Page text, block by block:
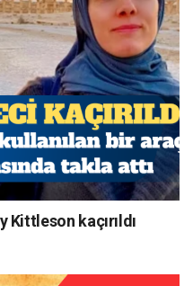
Kittleson kaçırıldı